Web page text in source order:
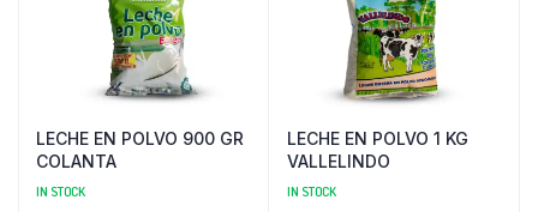
LECHE EN POLVO 900 GR
COLANTA
IN STOCK
LECHE EN POLVO 1 KG
VALLELINDO
IN STOCK